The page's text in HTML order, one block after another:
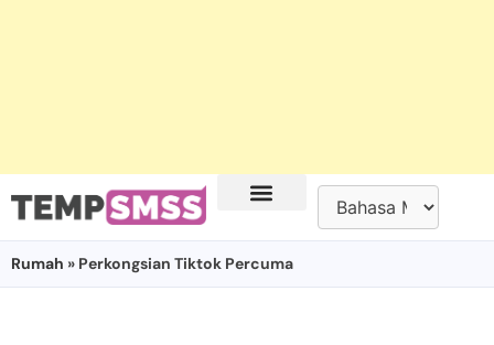
Rumah » Perkongsian Tiktok Percuma